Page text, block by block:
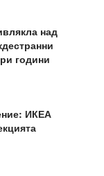
над
години
ИКЕА